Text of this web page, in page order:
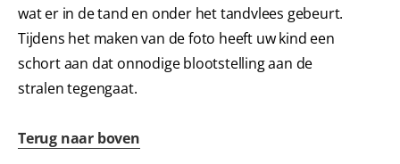
wat er in de tand en onder het tandvlees gebeurt.
Tijdens het maken van de foto heeft uw kind een
schort aan dat onnodige blootstelling aan de
stralen tegengaat.
Terug naar boven